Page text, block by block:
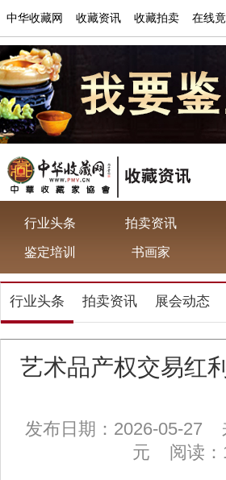
中华收藏网 收藏资讯 收藏拍卖 在线
行业头条 拍卖资讯
鉴定培训 书画家
行业头条 拍卖资讯 展会动态
艺术品产权交易红
发布日期：2026-05-27
元 阅读：